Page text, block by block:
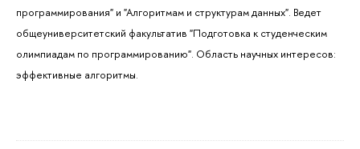
программирования" и "Алгоритмам и структурам данных". Ведет
общеуниверситетский факультатив "Подготовка к студенческим
олимпиадам по программированию". Область научных интересов:
эффективные алгоритмы.